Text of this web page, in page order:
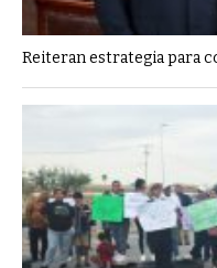
Reiteran estrategia para